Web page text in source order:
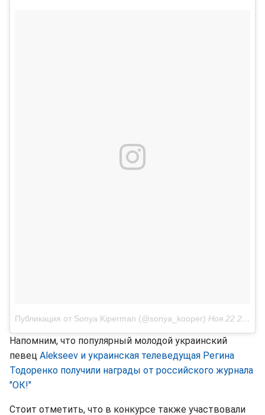
Публикация от Sonya Kiperman (@sonya_kooper) Ноя 22 2017 в 12:18 PST
Напомним, что популярный молодой украинский
певец Alekseev и украинская телеведущая Регина
Тодоренко получили награды от российского журнала
"ОК!"
Стоит отметить, что в конкурсе также участвовали